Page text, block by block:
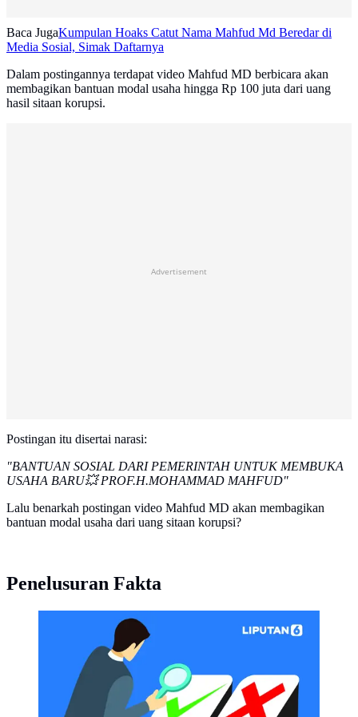
Baca JugaKumpulan Hoaks Catut Nama Mahfud Md Beredar di
Media Sosial, Simak Daftarnya
Dalam postingannya terdapat video Mahfud MD berbicara akan
membagikan bantuan modal usaha hingga Rp 100 juta dari uang
hasil sitaan korupsi.
Advertisement
Postingan itu disertai narasi:
"BANTUAN SOSIAL DARI PEMERINTAH UNTUK MEMBUKA
USAHA BARU💥PROF.H.MOHAMMAD MAHFUD"
Lalu benarkah postingan video Mahfud MD akan membagikan
bantuan modal usaha dari uang sitaan korupsi?
Penelusuran Fakta
CEK FAKTA Liputan6 (Liputan6.com/Abdillah)